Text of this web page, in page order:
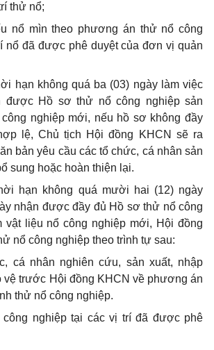
thử nổ;
nổ mìn theo phương án thử nổ công
nổ đã được phê duyệt của đơn vị quản
hạn không quá ba (03) ngày làm việc
được Hồ sơ thử nổ công nghiệp sản
nghiệp mới, nếu hồ sơ không đầy
lệ, Chủ tịch Hội đồng KHCN sẽ ra
bản yêu cầu các tổ chức, cá nhân sản
sung hoặc hoàn thiện lại.
hạn không quá mười hai (12) ngày
nhận được đầy đủ Hồ sơ thử nổ công
vật liệu nổ công nghiệp mới, Hội đồng
nổ công nghiệp theo trình tự sau:
cá nhân nghiên cứu, sản xuất, nhập
vệ trước Hội đồng KHCN về phương án
thử nổ công nghiệp.
công nghiệp tại các vị trí đã được phê